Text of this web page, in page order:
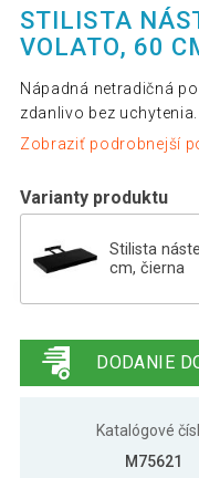
STILISTA
VOLATO, 60
Nápadná netradičná
zdanlivo bez
Zobraziť podrobnejší
Varianty produktu
Stilista
cm, čierna
čierna
čierna
DODANIE
Katalógové
M75621